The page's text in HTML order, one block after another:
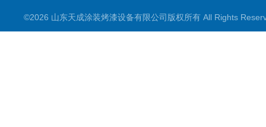
©2026 山东天成涂装烤漆设备有限公司版权所有 All Rights